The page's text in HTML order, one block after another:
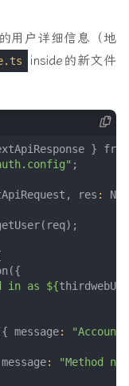
用户详细信息（地
inside的新文件
}
from
;
, res :
( req);
({
in as ${
message:
message:
"Method